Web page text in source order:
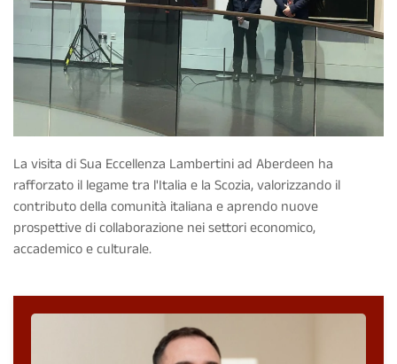
La visita di Sua Eccellenza Lambertini ad Aberdeen ha
rafforzato il legame tra l'Italia e la Scozia, valorizzando il
contributo della comunità italiana e aprendo nuove
prospettive di collaborazione nei settori economico,
accademico e culturale.